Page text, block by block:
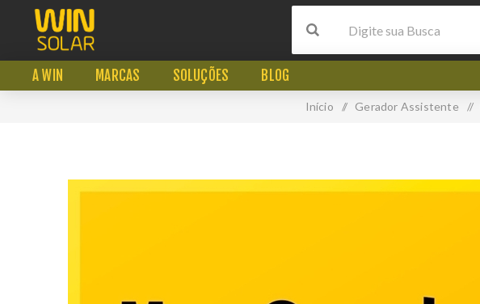
A WIN MARCAS SOLUÇÕES BLOG
Início / Gerador Assistente /